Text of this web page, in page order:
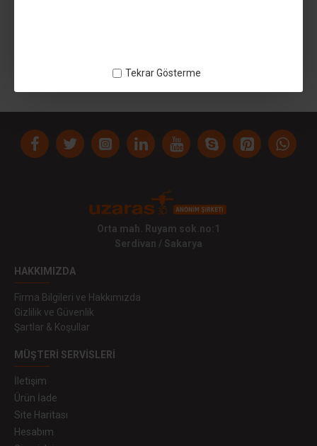
Tekrar Gösterme
Orta mah. Ruyam sok.no:1
Serdivan / Sakarya
HAKKIMIZDA
Firma Bilgileri ve Hakkımızda
Gizlilik ve Güvenlik
Şartlar & Koşullar
MÜŞTERI SERVISLERI
İletişim
Ürün İade
Site Haritası
Hesabım